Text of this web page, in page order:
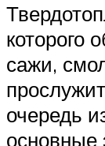
которого
сажи,
очередь
основные